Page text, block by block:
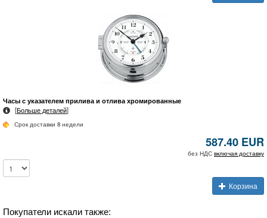
Часы с указателем прилива и отлива хромированные
[Больше деталей]
Срок доставки 8 недели
587.40 EUR
без НДС включая доставку
Корзина
Покупатели искали также: